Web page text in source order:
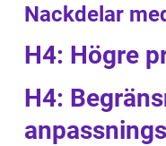
Nackdelar
H4: Högre
H4: